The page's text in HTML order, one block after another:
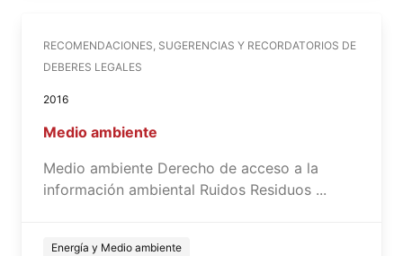
RECOMENDACIONES, SUGERENCIAS Y RECORDATORIOS DE
DEBERES LEGALES
2016
Medio ambiente
Medio ambiente Derecho de acceso a la
información ambiental Ruidos Residuos ...
Energía y Medio ambiente